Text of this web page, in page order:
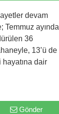
devam
Temmuz ayında
36
13’ü de
dair
Gönder